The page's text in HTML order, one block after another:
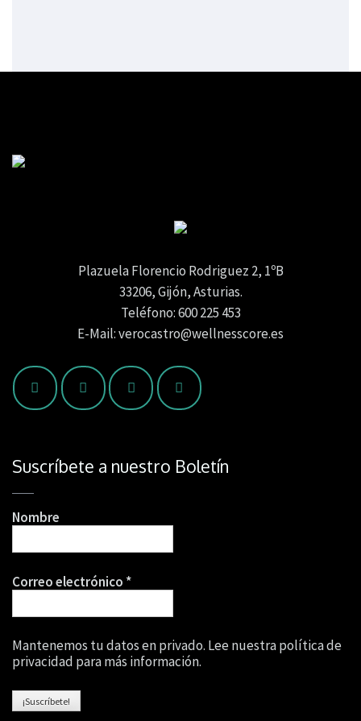
Plazuela Florencio Rodriguez 2, 1ºB
33206, Gijón, Asturias.
Teléfono: 600 225 453
E-Mail: verocastro@wellnesscore.es
Suscríbete a nuestro Boletín
Nombre
Correo electrónico *
Mantenemos tu datos en privado. Lee nuestra política de
privacidad para más información.